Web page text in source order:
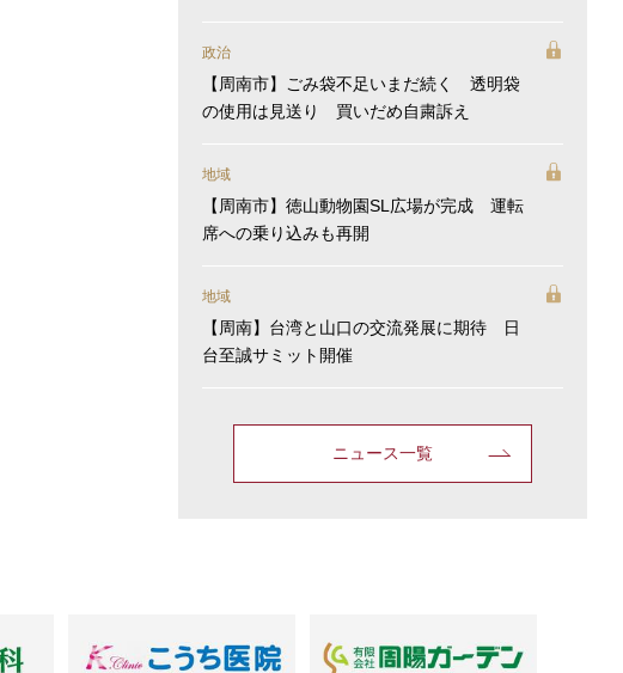
政治
【周南市】ごみ袋不足いまだ続く 透明袋
の使用は見送り 買いだめ自粛訴え
地域
【周南市】徳山動物園SL広場が完成 運転
席への乗り込みも再開
地域
【周南】台湾と山口の交流発展に期待 日
台至誠サミット開催
ニュース一覧